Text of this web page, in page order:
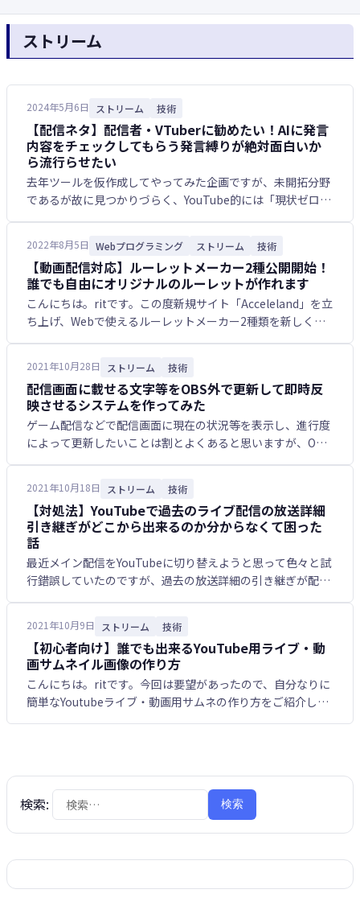
ストリーム
2024年5月6日 ストリーム 技術
【配信ネタ】配信者・VTuberに勧めたい！AIに発言
内容をチェックしてもらう発言縛りが絶対面白いか
ら流行らせたい
去年ツールを仮作成してやってみた企画ですが、未開拓分野
であるが故に見つかりづらく、YouTube的には「現状ゼロか
ら視聴者を増やすのには向かない」と判断したので一旦続き
2022年8月5日 Webプログラミング ストリーム 技術
【動画配信対応】ルーレットメーカー2種公開開始！
誰でも自由にオリジナルのルーレットが作れます
こんにちは。ritです。この度新規サイト「Acceleland」を立
ち上げ、Webで使えるルーレットメーカー2種類を新しく公
開しましたので、ご紹介させて頂きます。 今回の記事はルー
2021年10月28日 ストリーム 技術
配信画面に載せる文字等をOBS外で更新して即時反
映させるシステムを作ってみた
ゲーム配信などで配信画面に現在の状況等を表示し、進行度
によって更新したいことは割とよくあると思いますが、OBS
のテキスト表示機能を使ってテキストを表示していると、内
て…
2021年10月18日 ストリーム 技術
【対処法】YouTubeで過去のライブ配信の放送詳細
引き継ぎがどこから出来るのか分からなくて困った
話
最近メイン配信をYouTubeに切り替えようと思って色々と試
行錯誤していたのですが、過去の放送詳細の引き継ぎが配信
メインページの設定編集からだと直前のものしか引っ張って
2021年10月9日 ストリーム 技術
【初心者向け】誰でも出来るYouTube用ライブ・動
画サムネイル画像の作り方
こんにちは。ritです。今回は要望があったので、自分なりに
簡単なYoutubeライブ・動画用サムネの作り方をご紹介した
いと思います。YouTubeに動画投稿をしたいけれど、サムネ
検索: